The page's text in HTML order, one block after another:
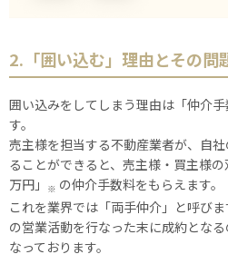
2.「囲い込む」理由とその問
囲い込みをしてしまう理由は「仲介
す。
売主様を担当する不動産業者が、自
ることができると、売主様・買主様
万円」
※ の仲介手数料をもらえます。
これを業界では「両手仲介」と呼び
の営業活動を行なった末に成約とな
なっております。